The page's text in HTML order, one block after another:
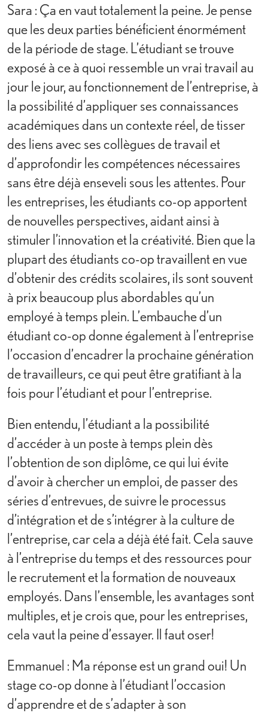
Sara : Ça en vaut totalement la peine. Je pense
que les deux parties bénéficient énormément
de la période de stage. L’étudiant se trouve
exposé à ce à quoi ressemble un vrai travail au
jour le jour, au fonctionnement de l’entreprise, à
la possibilité d’appliquer ses connaissances
académiques dans un contexte réel, de tisser
des liens avec ses collègues de travail et
d’approfondir les compétences nécessaires
sans être déjà enseveli sous les attentes. Pour
les entreprises, les étudiants co-op apportent
de nouvelles perspectives, aidant ainsi à
stimuler l’innovation et la créativité. Bien que la
plupart des étudiants co-op travaillent en vue
d’obtenir des crédits scolaires, ils sont souvent
à prix beaucoup plus abordables qu’un
employé à temps plein. L’embauche d’un
étudiant co-op donne également à l’entreprise
l’occasion d’encadrer la prochaine génération
de travailleurs, ce qui peut être gratifiant à la
fois pour l’étudiant et pour l’entreprise.
Bien entendu, l’étudiant a la possibilité
d’accéder à un poste à temps plein dès
l’obtention de son diplôme, ce qui lui évite
d’avoir à chercher un emploi, de passer des
séries d’entrevues, de suivre le processus
d’intégration et de s’intégrer à la culture de
l’entreprise, car cela a déjà été fait. Cela sauve
à l’entreprise du temps et des ressources pour
le recrutement et la formation de nouveaux
employés. Dans l’ensemble, les avantages sont
multiples, et je crois que, pour les entreprises,
cela vaut la peine d’essayer. Il faut oser!
Emmanuel : Ma réponse est un grand oui! Un
stage co-op donne à l’étudiant l’occasion
d’apprendre et de s’adapter à son